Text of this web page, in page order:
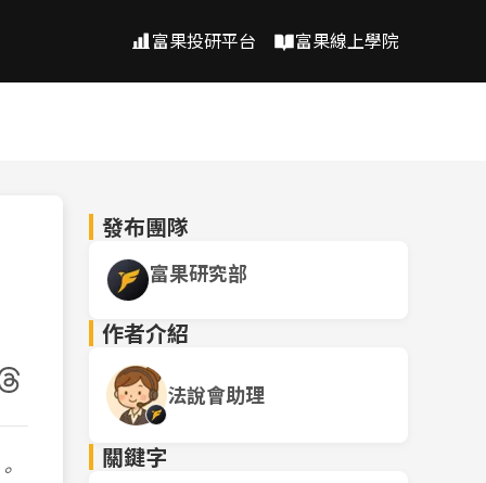
富果投研平台 富果線上學院
發布團隊
富果研究部
作者介紹
法說會助理
關鍵字